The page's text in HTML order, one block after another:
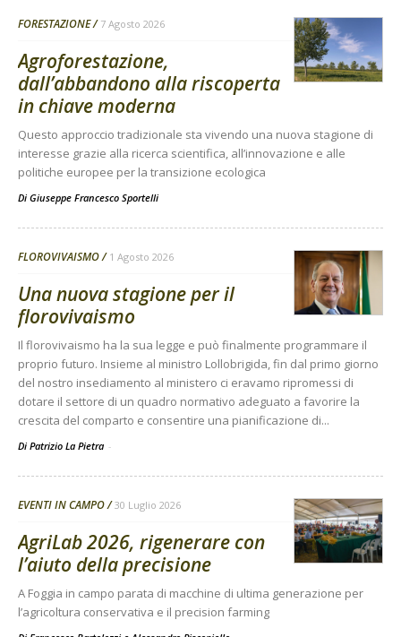
FORESTAZIONE 7 Agosto 2026
Agroforestazione,
dall’abbandono alla riscoperta
in chiave moderna
Questo approccio tradizionale sta vivendo una nuova stagione di
interesse grazie alla ricerca scientifica, all’innovazione e alle
politiche europee per la transizione ecologica
Di Giuseppe Francesco Sportelli
FLOROVIVAISMO 1 Agosto 2026
Una nuova stagione per il
florovivaismo
Il florovivaismo ha la sua legge e può finalmente programmare il
proprio futuro. Insieme al ministro Lollobrigida, fin dal primo giorno
del nostro insediamento al ministero ci eravamo ripromessi di
dotare il settore di un quadro normativo adeguato a favorire la
crescita del comparto e consentire una pianificazione di...
Di Patrizio La Pietra -
EVENTI IN CAMPO 30 Luglio 2026
AgriLab 2026, rigenerare con
l’aiuto della precisione
A Foggia in campo parata di macchine di ultima generazione per
l’agricoltura conservativa e il precision farming